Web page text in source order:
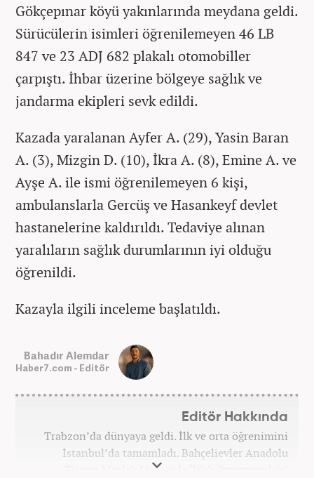
Gökçepınar köyü yakınlarında meydana geldi.
Sürücülerin isimleri öğrenilemeyen 46 LB
847 ve 23 ADJ 682 plakalı otomobiller
çarpıştı. İhbar üzerine bölgeye sağlık ve
jandarma ekipleri sevk edildi.
Kazada yaralanan Ayfer A. (29), Yasin Baran
A. (3), Mizgin D. (10), İkra A. (8), Emine A. ve
Ayşe A. ile ismi öğrenilemeyen 6 kişi,
ambulanslarla Gercüş ve Hasankeyf devlet
hastanelerine kaldırıldı. Tedaviye alınan
yaralıların sağlık durumlarının iyi olduğu
öğrenildi.
Kazayla ilgili inceleme başlatıldı.
Bahadır Alemdar
Haber7.com - Editör
Editör Hakkında
Trabzon’da dünyaya geldi. İlk ve orta öğrenimini
İstanbul’da tamamladı. Bahçelievler Anadolu
Ticaret Meslek Lisesinde ‘Web Programcılığı’